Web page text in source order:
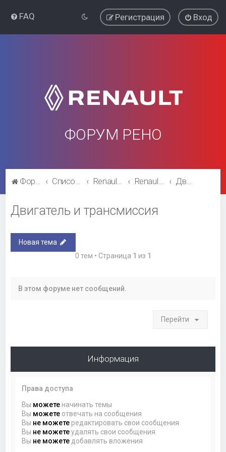
FAQ Вход
Регистрация
ФОРУМ РЕНО
Форум Рено Список форумов Renault Logan Renault Logan Двигатель и трансмиссия
Двигатель и трансмиссия
Новая тема
0 тем • Страница 1 из 1
В этом форуме нет сообщений.
Перейти
Информация
Права доступа
Вы можете начинать темы
Вы можете отвечать на сообщения
Вы не можете редактировать свои сообщения
Вы не можетеудалять свои сообщения
Вы не можете добавлять вложения